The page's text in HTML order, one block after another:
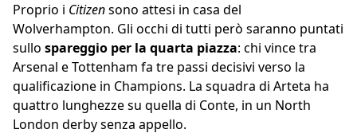
Proprio i Citizensono attesi in casa del
Wolverhampton. Gli occhi di tutti però saranno puntati
sullo spareggio per la quarta piazza: chi vince tra
Arsenal e Tottenham fa tre passi decisivi verso la
qualificazione in Champions. La squadra di Arteta ha
quattro lunghezze su quella di Conte, in un North
London derby senza appello.